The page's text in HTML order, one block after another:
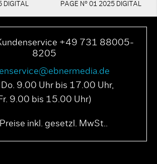
DIGITAL PAGE N° 01 2025 DIGITAL
+49 731 88005-
8205
Do. 9.00 Uhr bis 17.00 Uhr,
Fr. 9.00 bis 15.00 Uhr)
inkl. gesetzl. MwSt..